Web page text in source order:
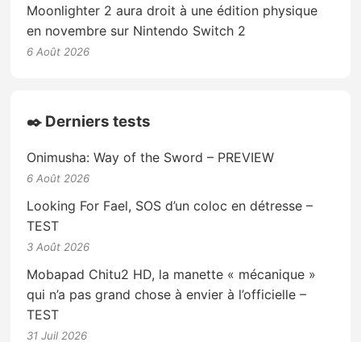
Moonlighter 2 aura droit à une édition physique
en novembre sur Nintendo Switch 2
6 Août 2026
✒️ Derniers tests
Onimusha: Way of the Sword – PREVIEW
6 Août 2026
Looking For Fael, SOS d’un coloc en détresse –
TEST
3 Août 2026
Mobapad Chitu2 HD, la manette « mécanique »
qui n’a pas grand chose à envier à l’officielle –
TEST
31 Juil 2026